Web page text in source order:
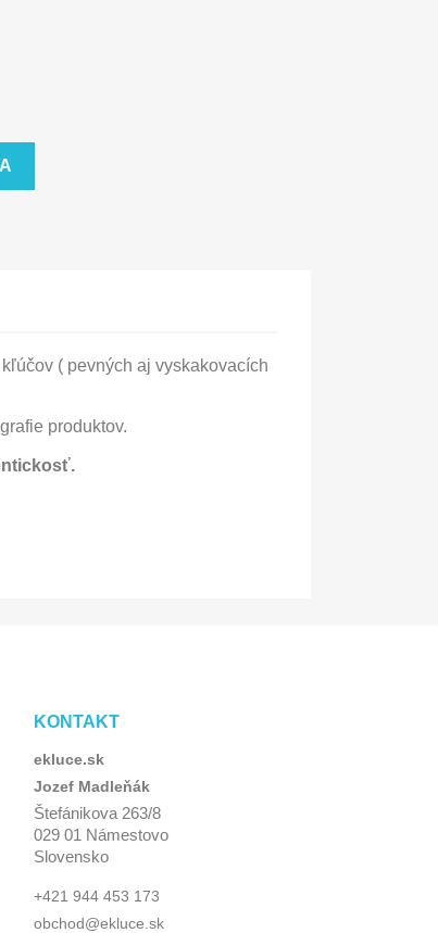
( pevných aj vyskakovacích
produktov.
KONTAKT
ekluce.sk
Jozef Madleňák
Štefánikova 263/8
029 01 Námestovo
Slovensko
+421 944 453 173
obchod@ekluce.sk